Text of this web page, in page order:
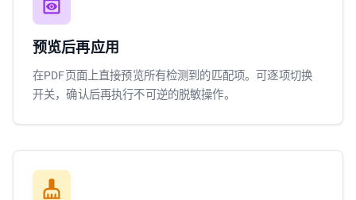
预览后再应用
在PDF页面上直接预览所有检测到的匹配项。可逐项切换
开关，确认后再执行不可逆的脱敏操作。